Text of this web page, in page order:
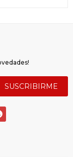
SUSCRIBIRME